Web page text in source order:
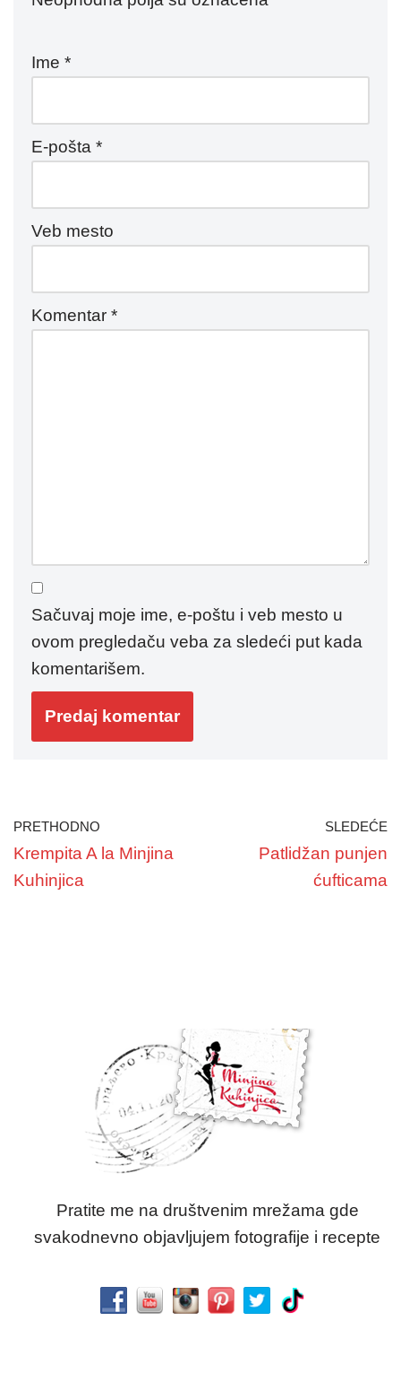
Ime *
E-pošta *
Veb mesto
Komentar *
Sačuvaj moje ime, e-poštu i veb mesto u
ovom pregledaču veba za sledeći put kada
komentarišem.
PRETHODNO
Krempita A la Minjina
Kuhinjica
SLEDEĆE
Patlidžan punjen
ćufticama
Pratite me na društvenim mrežama gde
svakodnevno objavljujem fotografije i recepte